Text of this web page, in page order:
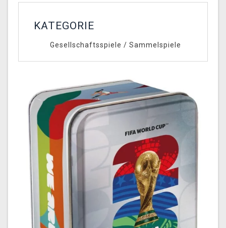
KATEGORIE
Gesellschaftsspiele / Sammelspiele